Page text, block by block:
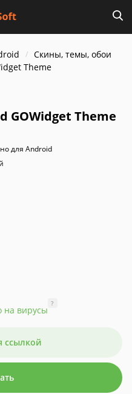
Скины, темы, обои
Theme
GOWidget Theme
для Android
на вирусы
?
ссылкой